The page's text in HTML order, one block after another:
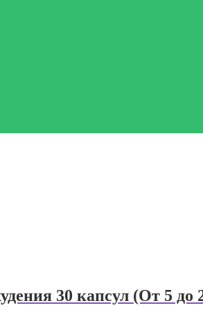
30 капсул (От 5 до